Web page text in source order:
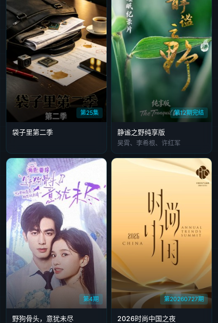
第25集
袋子里第二季
第12期完结
静谧之野纯享版
吴霄、李希根、许红军
第4期
野狗骨头，意犹未尽
第20260727期
2026时尚中国之夜